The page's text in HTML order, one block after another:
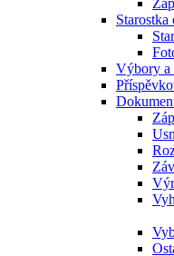
Starostka
Výbory a